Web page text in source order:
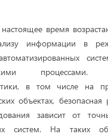
время
информации в
в том числе на
объектах,
зависит от
систем. На таких